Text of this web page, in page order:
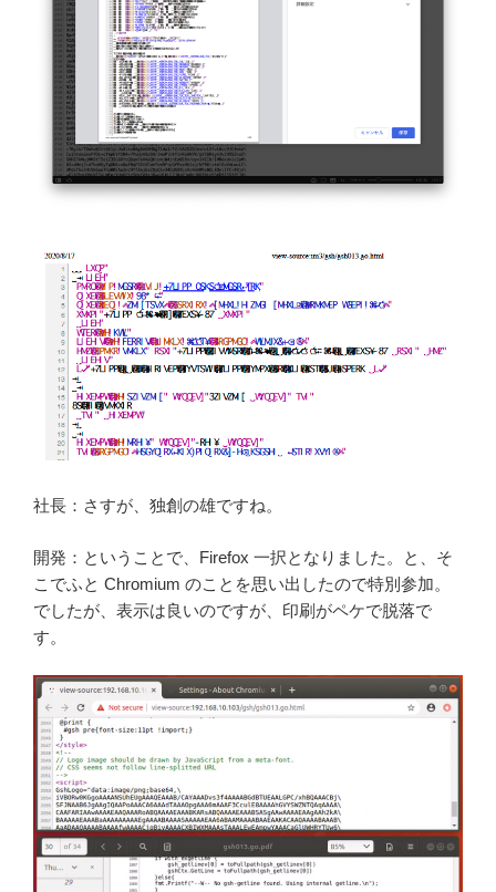
社長：さすが、独創の雄ですね。
開発：ということで、Firefox 一択となりました。と、そ
こでふと Chromium のことを思い出したので特別参加。
でしたが、表示は良いのですが、印刷がペケで脱落で
す。